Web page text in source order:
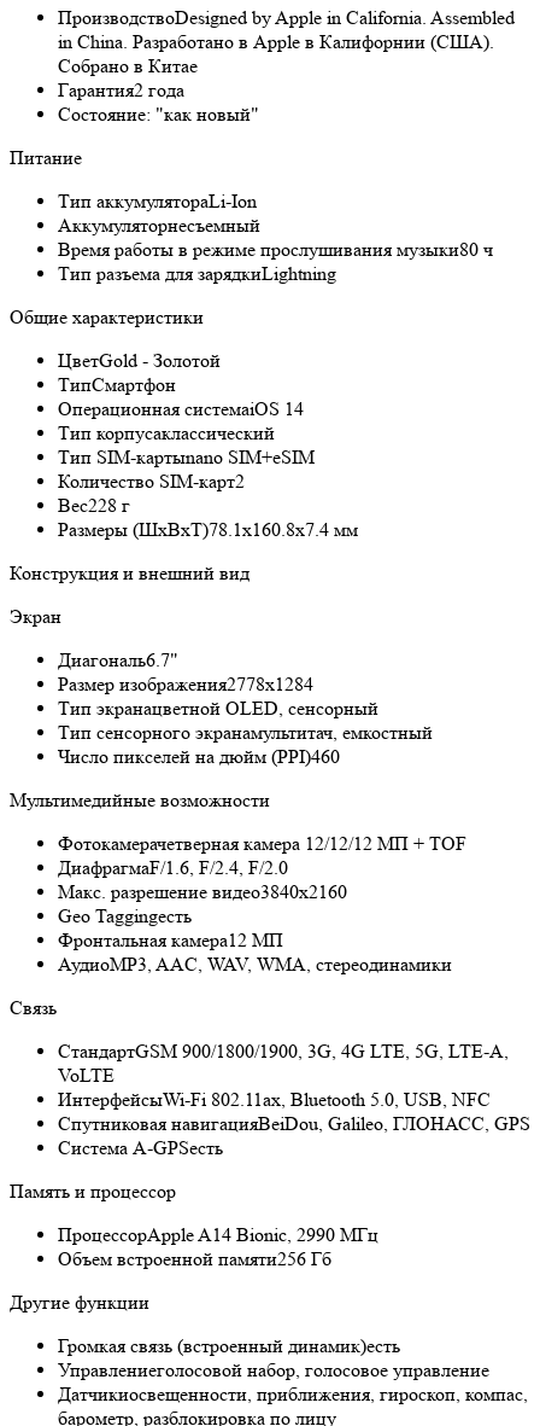
ПроизводствоDesigned by Apple in California. Assembled
in China. Разработано в Apple в Калифорнии (США).
Собрано в Китае
Гарантия2 года
Состояние: "как новый"
Питание
Тип аккумулятораLi-Ion
Аккумуляторнесъемный
Время работы в режиме прослушивания музыки80 ч
Тип разъема для зарядкиLightning
Общие характеристики
ЦветGold - Золотой
ТипСмартфон
Операционная системаiOS 14
Тип корпусаклассический
Тип SIM-картыnano SIM+eSIM
Количество SIM-карт2
Вес228 г
Размеры (ШxВxТ)78.1x160.8x7.4 мм
Конструкция и внешний вид
Экран
Диагональ6.7"
Размер изображения2778x1284
Тип экранацветной OLED, сенсорный
Тип сенсорного экранамультитач, емкостный
Число пикселей на дюйм (PPI)460
Мультимедийные возможности
Фотокамерачетверная камера 12/12/12 МП + TOF
ДиафрагмаF/1.6, F/2.4, F/2.0
Макс. разрешение видео3840x2160
Geo Taggingесть
Фронтальная камера12 МП
АудиоMP3, AAC, WAV, WMA, стереодинамики
Связь
СтандартGSM 900/1800/1900, 3G, 4G LTE, 5G, LTE-A,
VoLTE
ИнтерфейсыWi-Fi 802.11ax, Bluetooth 5.0, USB, NFC
Спутниковая навигацияBeiDou, Galileo, ГЛОНАСС, GPS
Cистема A-GPSесть
Память и процессор
ПроцессорApple A14 Bionic, 2990 МГц
Объем встроенной памяти256 Гб
Другие функции
Громкая связь (встроенный динамик)есть
Управлениеголосовой набор, голосовое управление
Датчикиосвещенности, приближения, гироскоп, компас,
барометр, разблокировка по лицу